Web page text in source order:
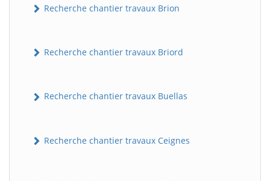
Recherche chantier travaux Brion
Recherche chantier travaux Briord
Recherche chantier travaux Buellas
Recherche chantier travaux Ceignes